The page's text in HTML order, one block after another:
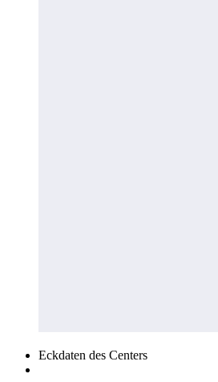
Eckdaten des Centers